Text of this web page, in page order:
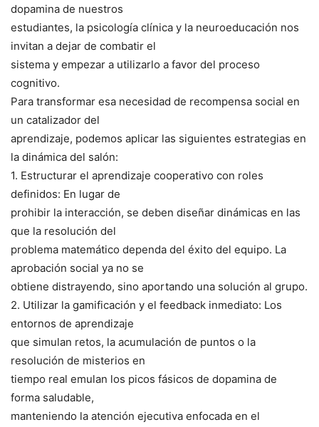
dopamina de nuestros
estudiantes, la psicología clínica y la neuroeducación nos
invitan a dejar de combatir el
sistema y empezar a utilizarlo a favor del proceso
cognitivo.
Para transformar esa necesidad de recompensa social en
un catalizador del
aprendizaje, podemos aplicar las siguientes estrategias en
la dinámica del salón:
1. Estructurar el aprendizaje cooperativo con roles
definidos: En lugar de
prohibir la interacción, se deben diseñar dinámicas en las
que la resolución del
problema matemático dependa del éxito del equipo. La
aprobación social ya no se
obtiene distrayendo, sino aportando una solución al grupo.
2. Utilizar la gamificación y el feedback inmediato: Los
entornos de aprendizaje
que simulan retos, la acumulación de puntos o la
resolución de misterios en
tiempo real emulan los picos fásicos de dopamina de
forma saludable,
manteniendo la atención ejecutiva enfocada en el